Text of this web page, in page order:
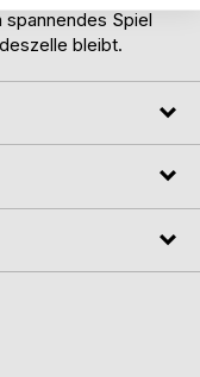
spannendes Spiel
bleibt.